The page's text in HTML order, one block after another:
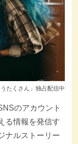
たくさん」独占配信中
のアカウント
る情報を発信す
ナルストーリー